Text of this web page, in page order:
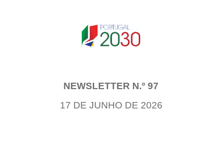
NEWSLETTER N.º 97
17 DE JUNHO DE 2026